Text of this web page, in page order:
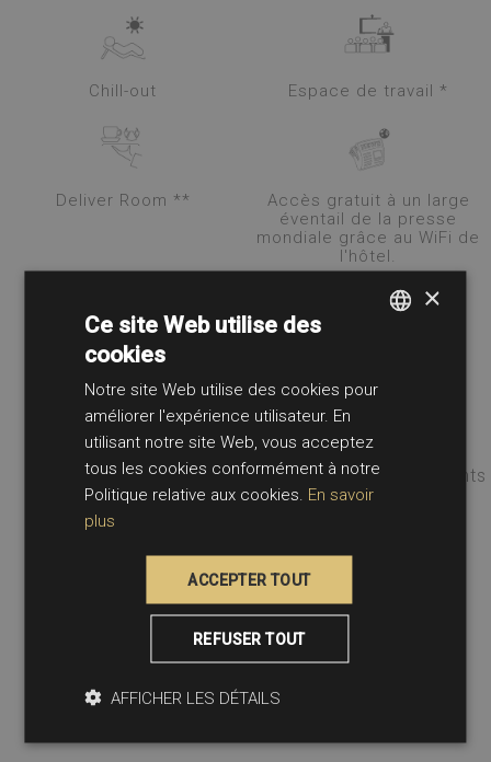
Chill-out Espace de travail *
Deliver Room **
Accès gratuit à un large
éventail de la presse
mondiale grâce au WiFi de
l'hôtel.
* Avec supplément, ** Externe
La piscine de l'hôtel LIVVO Lumm est à a la
disposition de nos clients pour profiter de moments
de détente et de bien-être.
affecté par la programmation d'événements
spéciaux.
FRENCH
×
Ce site Web utilise des
cookies
Notre site Web utilise des cookies pour
améliorer l'expérience utilisateur. En
utilisant notre site Web, vous acceptez
tous les cookies conformément à notre
Politique relative aux cookies. En savoir
plus
ACCEPTER TOUT
REFUSER TOUT
AFFICHER LES DÉTAILS